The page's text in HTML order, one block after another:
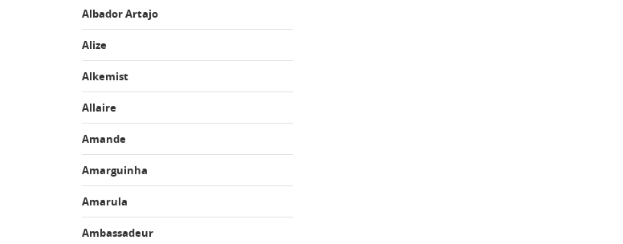
Albador Artajo
Alize
Alkemist
Allaire
Amande
Amarguinha
Amarula
Ambassadeur